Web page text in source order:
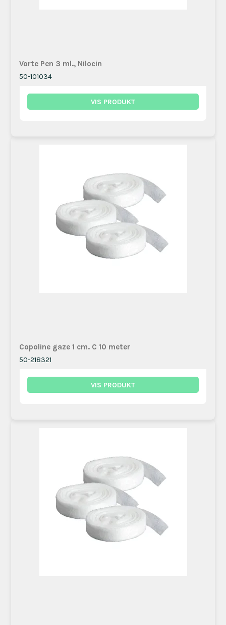
Vorte Pen 3 ml., Nilocin
50-101034
VIS PRODUKT
Copoline gaze 1 cm. C 10 meter
50-218321
VIS PRODUKT